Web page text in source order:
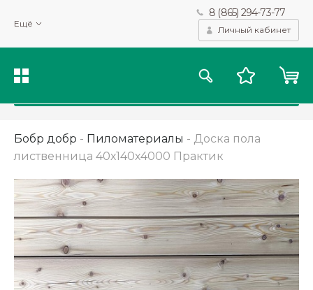
Ещё
8 (865) 294-73-77
Личный кабинет
Бобр добр - Пиломатериалы - Доска пола
лиственница 40х140х4000 Практик
Мы используем файлы cookie и другие подобные технологии
для получения данных с целью сбора статистики, повышения
качества рекомендаций и предоставления вам возможности
персонализированного просмотра.Подробнее